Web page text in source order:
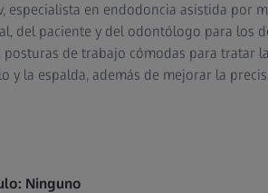
especialista en endodoncia asistida por
del paciente y del odontólogo para los
de trabajo cómodas para tratar
y la espalda, además de mejorar la
Ninguno